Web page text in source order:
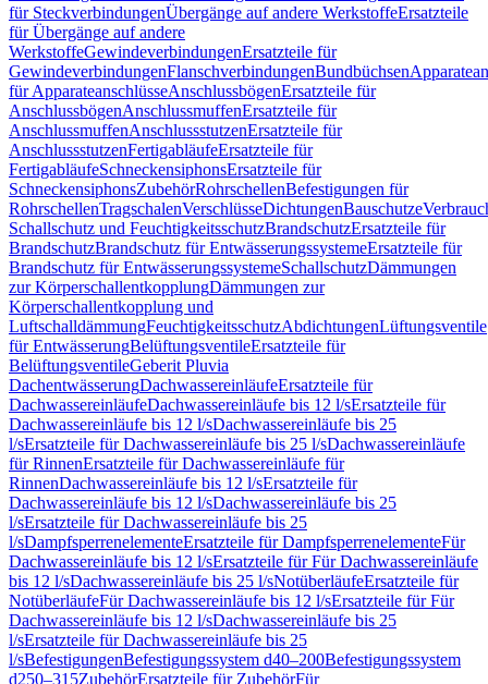
für SteckverbindungenÜbergänge auf andere WerkstoffeErsatzteile
für Übergänge auf andere
WerkstoffeGewindeverbindungenErsatzteile für
GewindeverbindungenFlanschverbindungenBundbüchsen
für ApparateanschlüsseAnschlussbögenErsatzteile für
AnschlussbögenAnschlussmuffenErsatzteile für
AnschlussmuffenAnschlussstutzenErsatzteile für
AnschlussstutzenFertigabläufeErsatzteile für
FertigabläufeSchneckensiphonsErsatzteile für
SchneckensiphonsZubehörRohrschellenBefestigungen für
RohrschellenTragschalenVerschlüsseDichtungenBauschutze
Schallschutz und FeuchtigkeitsschutzBrandschutzErsatzteile für
BrandschutzBrandschutz für EntwässerungssystemeErsatzteile für
Brandschutz für EntwässerungssystemeSchallschutzDämmungen
zur KörperschallentkopplungDämmungen zur
Körperschallentkopplung und
LuftschalldämmungFeuchtigkeitsschutzAbdichtungenLüftungsventile
für EntwässerungBelüftungsventileErsatzteile für
BelüftungsventileGeberit Pluvia
DachentwässerungDachwassereinläufeErsatzteile für
DachwassereinläufeDachwassereinläufe bis 12 l/sErsatzteile für
Dachwassereinläufe bis 12 l/sDachwassereinläufe bis 25
l/sErsatzteile für Dachwassereinläufe bis 25 l/sDachwassereinläufe
für RinnenErsatzteile für Dachwassereinläufe für
RinnenDachwassereinläufe bis 12 l/sErsatzteile für
Dachwassereinläufe bis 12 l/sDachwassereinläufe bis 25
l/sErsatzteile für Dachwassereinläufe bis 25
l/sDampfsperrenelementeErsatzteile für DampfsperrenelementeFür
Dachwassereinläufe bis 12 l/sErsatzteile für Für Dachwassereinläufe
bis 12 l/sDachwassereinläufe bis 25 l/sNotüberläufeErsatzteile für
NotüberläufeFür Dachwassereinläufe bis 12 l/sErsatzteile für Für
Dachwassereinläufe bis 12 l/sDachwassereinläufe bis 25
l/sErsatzteile für Dachwassereinläufe bis 25
l/sBefestigungenBefestigungssystem d40–200Befestigungssystem
d250–315ZubehörErsatzteile für ZubehörFür